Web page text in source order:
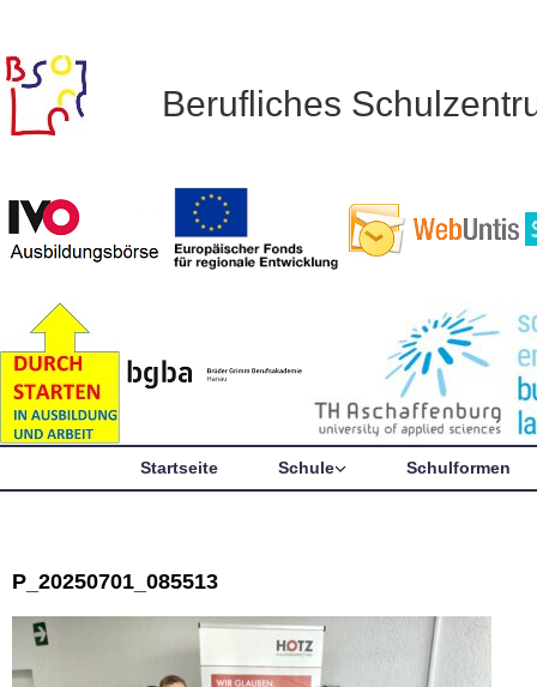
Berufliches
Startseite Schule Schulformen
P_20250701_085513